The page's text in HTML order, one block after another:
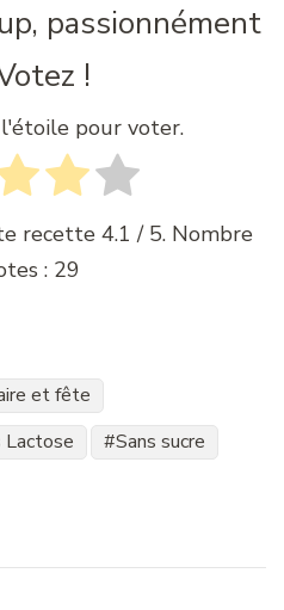
passionnément
!
pour voter.
recette 4.1 / 5. Nombre
: 29
et fête
Lactose Sans sucre